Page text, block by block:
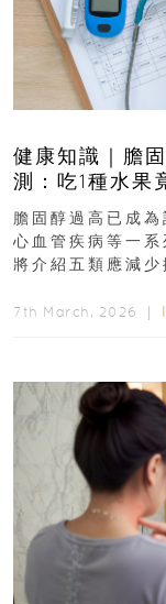
健康知識｜膽
測：吃1種水果
膽固醇過高已成
心血管疾病等一
將介紹五類應減
7th March, 2026 ｜